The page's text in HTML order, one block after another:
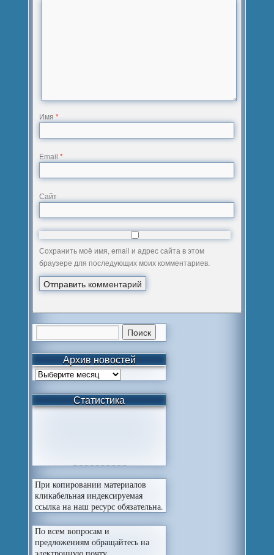
Имя*
Email*
Сайт
Сохранить моё имя, email и адрес сайта в этом
браузере для последующих моих комментариев.
Архив новостей
Статистика
При копировании материалов
кликабельная индексируемая
ссылка на наш ресурс обязательна.
По всем вопросам и
предложениям обращайтесь на